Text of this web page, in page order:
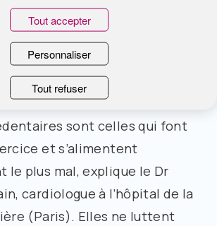
de l’étude s’appliquent
immobiles : lecture,
assise derrière un
Ces comportements
la sédentarité. Or, « les
sont celles qui font
et s’alimentent
le plus mal, explique le Dr
cardiologue à l’hôpital de la
(Paris). Elles ne luttent
Tout accepter
Personnaliser
Tout refuser